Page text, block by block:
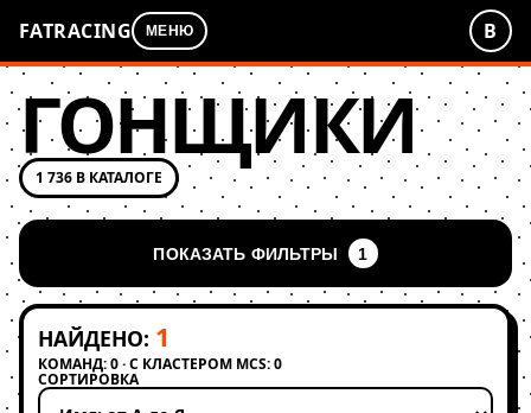
FATRACING МЕНЮ В
ГОНЩИКИ
1 736 В КАТАЛОГЕ
ПОКАЗАТЬ ФИЛЬТРЫ 1
НАЙДЕНО: 1
КОМАНД: 0 · С КЛАСТЕРОМ MCS: 0
СОРТИРОВКА
Применить сортировку